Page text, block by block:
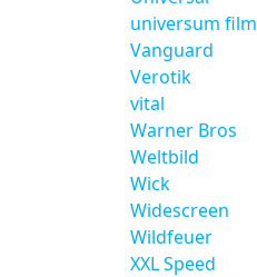
universum film
Vanguard
Verotik
vital
Warner Bros
Weltbild
Wick
Widescreen
Wildfeuer
XXL Speed